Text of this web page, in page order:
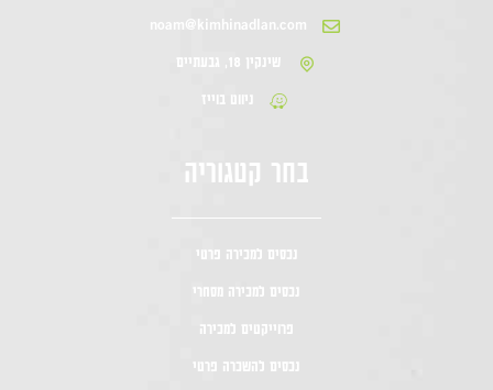
noam@kimhinadlan.com
שינקין 18, גבעתיים
ניווט בוייז
בחר קטגוריה
נכסים למכירה פרטי
נכסים למכירה מסחרי
פרוייקטים למכירה
נכסים להשכרה פרטי